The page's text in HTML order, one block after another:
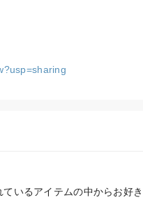
いるアイテムの中からお好き